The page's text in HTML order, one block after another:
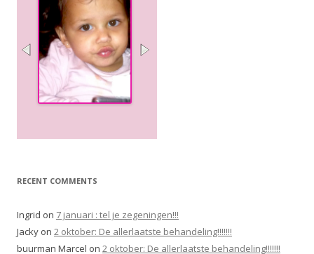
RECENT COMMENTS
Ingrid on 7 januari : tel je zegeningen!!!
Jacky on 2 oktober: De allerlaatste behandeling!!!!!!!
buurman Marcel on 2 oktober: De allerlaatste behandeling!!!!!!!